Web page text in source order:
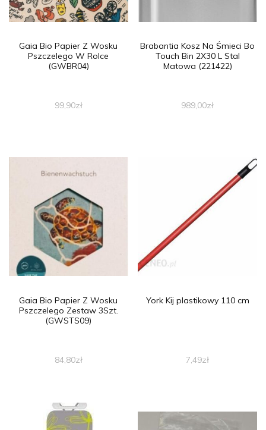
Gaia Bio Papier Z Wosku
Pszczelego W Rolce
(GWBR04)
99,90zł
Brabantia Kosz Na Śmieci Bo
Touch Bin 2X30 L Stal
Matowa (221422)
989,00zł
Gaia Bio Papier Z Wosku
Pszczelego Zestaw 3Szt.
(GWSTS09)
84,80zł
York Kij plastikowy 110 cm
7,49zł